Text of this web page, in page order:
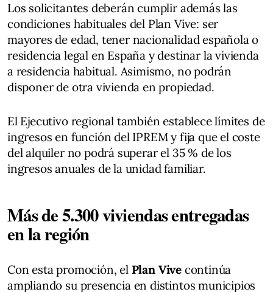
Los solicitantes deberán cumplir además las
condiciones habituales del Plan Vive: ser
mayores de edad, tener nacionalidad española o
residencia legal en España y destinar la vivienda
a residencia habitual. Asimismo, no podrán
disponer de otra vivienda en propiedad.
El Ejecutivo regional también establece límites de
ingresos en función del IPREM y fija que el coste
del alquiler no podrá superar el 35 % de los
ingresos anuales de la unidad familiar.
Más de 5.300 viviendas entregadas
en la región
Con esta promoción, el Plan Vive continúa
ampliando su presencia en distintos municipios